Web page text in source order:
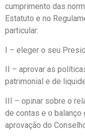
cumprimento das
Estatuto e no
particular:
I – eleger o seu
II – aprovar as
patrimonial e de
III – opinar sobre o
de contas e o balanço
aprovação do